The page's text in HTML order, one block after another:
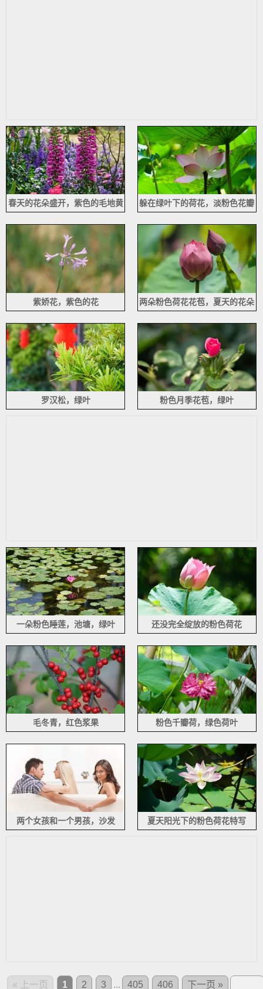
春天的花朵盛开，紫色的毛地黄
躲在绿叶下的荷花，淡粉色花瓣
紫娇花，紫色的花 两朵粉色荷花花苞，夏天的花朵
罗汉松，绿叶 粉色月季花苞，绿叶
一朵粉色睡莲，池塘，绿叶 还没完全绽放的粉色荷花
毛冬青，红色浆果 粉色千瓣荷，绿色荷叶
两个女孩和一个男孩，沙发 夏天阳光下的粉色荷花特写
« 上一页 1 2 3 ... 405 406 下一页 »